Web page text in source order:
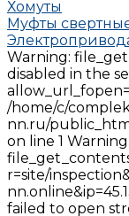
Хомуты
Муфты
Warning:
disabled in the
/home/c/
nn.ru/
on line 1 Warning:
r=site/
failed to open